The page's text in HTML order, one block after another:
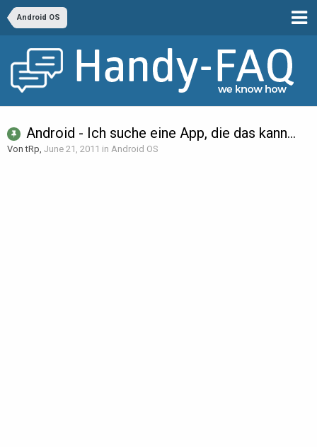
Android OS
Android - Ich suche eine App, die das kann...
Von tRp, June 21, 2011 in Android OS